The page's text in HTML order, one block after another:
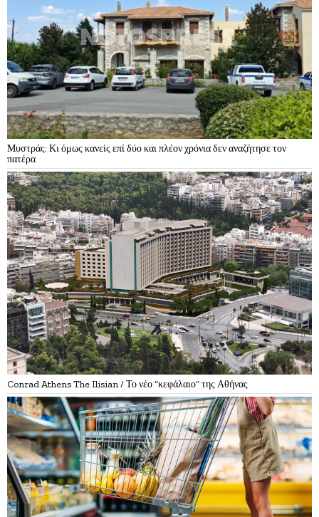
Μυστράς: Κι όμως κανείς επί δύο και πλέον χρόνια δεν αναζήτησε τον
πατέρα
Conrad Athens The Ilisian / Το νέο “κεφάλαιο” της Αθήνας